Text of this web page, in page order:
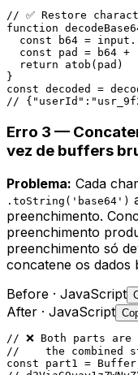
// ✅ Restore
function
const b64 =
const pad = b64 +
  return atob(pad)
}
const decoded =
//
Erro 3 —
vez de buffers
Problema: Cada
.toString('base64')
preenchimento.
preenchimento
preenchimento só
concatene os dados
Before · JavaScript
After · JavaScript
// ❌ Both parts are
//    the combined
const part1 =